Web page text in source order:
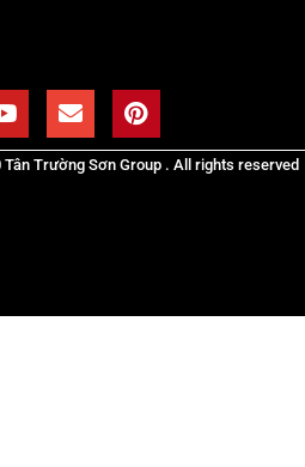
Trường Sơn Group . All rights reserved